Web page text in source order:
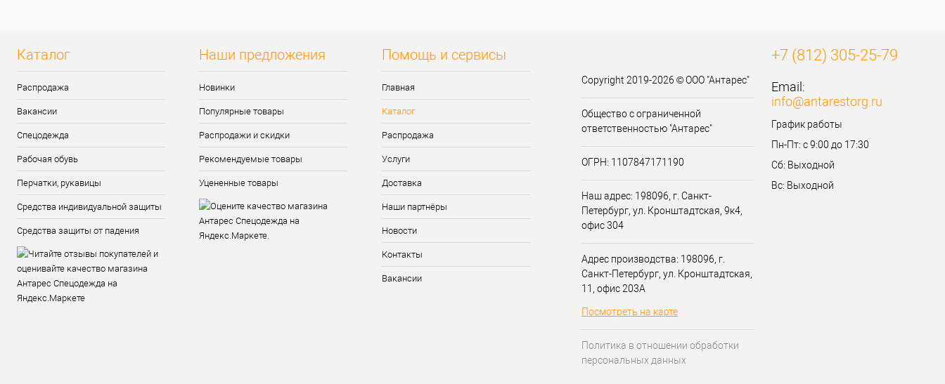
Каталог
Распродажа
Вакансии
Спецодежда
Рабочая обувь
Перчатки, рукавицы
Средства индивидуальной защиты
Средства защиты от падения
Наши предложения
Новинки
Популярные товары
Распродажи и скидки
Рекомендуемые товары
Уцененные товары
Помощь и сервисы
Главная
Каталог
Распродажа
Услуги
Доставка
Наши партнёры
Новости
Контакты
Вакансии
Copyright 2019-2026 © ООО "Антарес"
Общество с ограниченной
ответственностью "Антарес"
ОГРН: 1107847171190
Наш адрес: 198096, г. Санкт-
Петербург, ул. Кронштадтская, 9к4,
офис 304
Адрес производства: 198096, г.
Санкт-Петербург, ул. Кронштадтская,
11, офис 203А
Посмотреть на карте
Политика в отношении обработки
персональных данных
+7 (812) 305-25-79
Email:
info@antarestorg.ru
График работы
Пн-Пт: с 9:00 до 17:30
Сб: Выходной
Вс: Выходной